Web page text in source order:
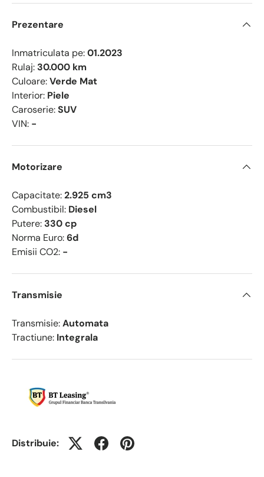
Prezentare
Inmatriculata pe:01.2023
Rulaj: 30.000 km
Culoare:Verde Mat
Interior: Piele
Caroserie:SUV
VIN: -
Motorizare
Capacitate:2.925 cm3
Combustibil: Diesel
Putere: 330 cp
Norma Euro:6d
Emisii CO2: -
Transmisie
Transmisie:Automata
Tractiune: Integrala
Distribuie: